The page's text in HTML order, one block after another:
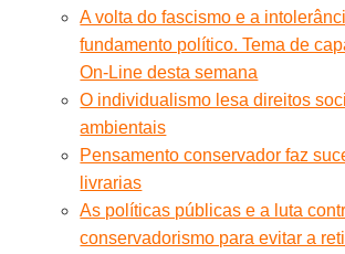
A volta do fascismo e a
fundamento político. Tema de
On-Line desta semana
O individualismo lesa direitos
ambientais
Pensamento conservador faz
livrarias
As políticas públicas e a luta
conservadorismo para evitar a